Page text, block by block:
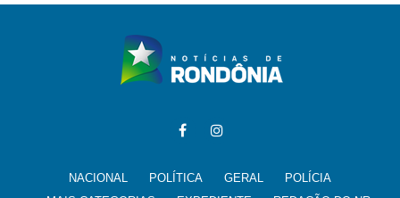
NACIONAL POLÍTICA GERAL
POLÍCIA